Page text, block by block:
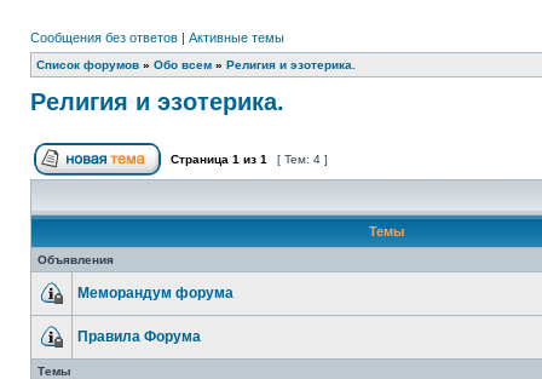
Сообщения без ответов | Активные темы
Список форумов » Обо всем » Религия и эзотерика.
Религия и эзотерика.
Страница 1 из 1 [ Тем: 4 ]
Темы
Объявления
Меморандум форума
Правила Форума
Темы